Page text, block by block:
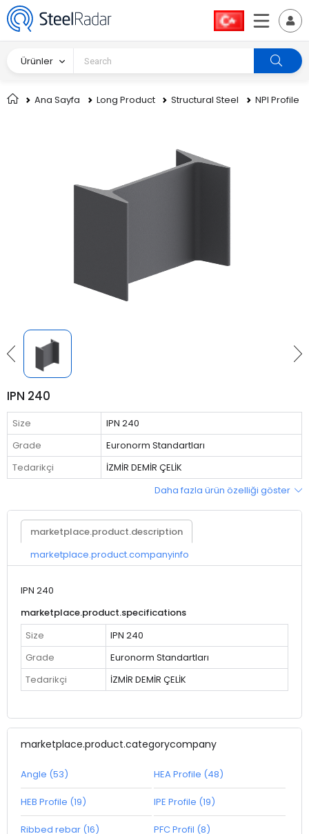
Ürünler
Ana Sayfa Long Product Structural Steel NPI Profile
IPN 240
Size
IPN 240
Grade
Euronorm Standartları
Tedarikçi
İZMİR DEMİR ÇELİK
Daha fazla ürün özelliği göster
marketplace.product.description
marketplace.product.companyinfo
IPN 240
marketplace.product.specifications
Size
IPN 240
Grade
Euronorm Standartları
Tedarikçi
İZMİR DEMİR ÇELİK
marketplace.product.categorycompany
Angle (53) HEA Profile (48)
HEB Profile (19) IPE Profile (19)
Ribbed rebar (16) PFC Profil (8)